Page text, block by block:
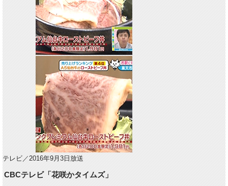
テレビ／2016年9月3日放送
CBCテレビ「花咲かタイムズ」